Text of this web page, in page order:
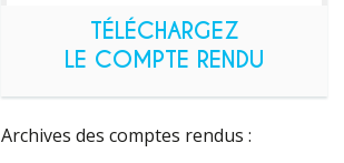
TÉLÉCHARGEZ
LE COMPTE RENDU
Archives des comptes rendus :